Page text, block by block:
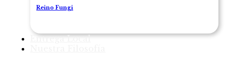
Reino Fungi
Entrega Local